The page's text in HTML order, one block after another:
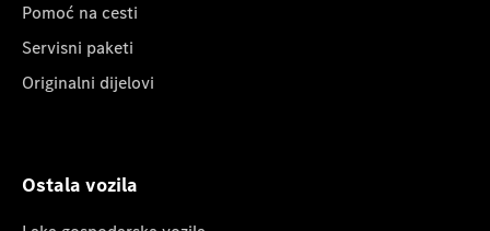
Pomoć na cesti
Servisni paketi
Originalni dijelovi
Ostala vozila